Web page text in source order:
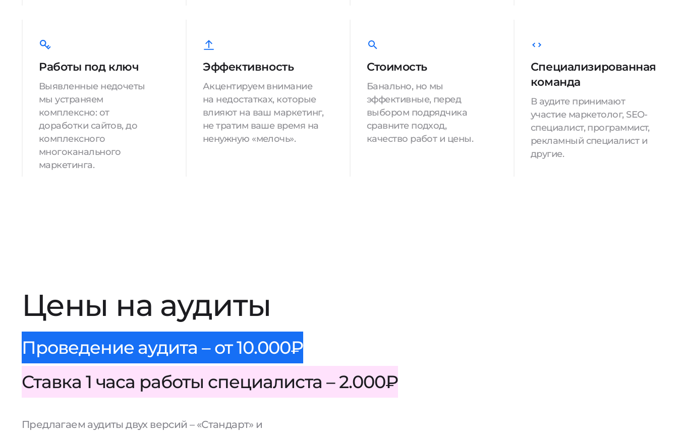
Работы под ключ
Выявленные недочеты
мы устраняем
комплексно: от
доработки сайтов, до
комплексного
многоканального
маркетинга.
Эффективность
Акцентируем внимание
на недостатках, которые
влияют на ваш маркетинг,
не тратим ваше время на
ненужную «мелочь».
Стоимость
Банально, но мы
эффективные, перед
выбором подрядчика
сравните подход,
качество работ и цены.
Специализированная
команда
В аудите принимают
участие маркетолог, SEO-
специалист, программист,
рекламный специалист и
другие.
Цены на аудиты
Проведение аудита – от 10.000₽
Ставка 1 часа работы специалиста – 2.000₽
Предлагаем аудиты двух версий – «Стандарт» и